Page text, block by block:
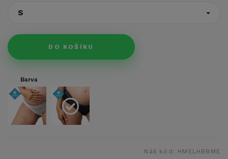
S
DO KOŠÍKU
Barva
Náš kód: HMELHBBME